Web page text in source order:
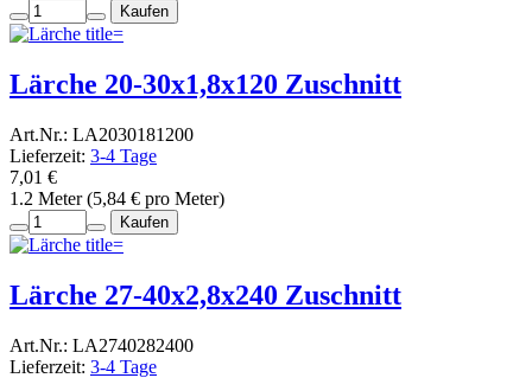
Kaufen
Lärche 20-30x1,8x120 Zuschnitt
Art.Nr.: LA2030181200
Lieferzeit: 3-4 Tage
7,01 €
1.2 Meter (5,84 € pro Meter)
Kaufen
Lärche 27-40x2,8x240 Zuschnitt
Art.Nr.: LA2740282400
Lieferzeit: 3-4 Tage